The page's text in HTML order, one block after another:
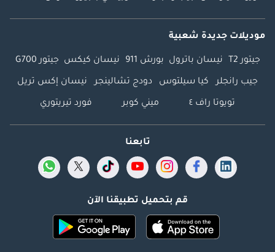
موديلات جديدة شعبية
جيتور T2 نيسان باترول بورش 911 نيسان كيكس جيتور G700
جيب رانجلر كيا سيلتوس دودج تشالينجر نيسان إكس تريل
تويوتا راف ٤ ميني كوبر فورد تيريتوري
تابعنا
قم بتحميل تطبيقنا الآن